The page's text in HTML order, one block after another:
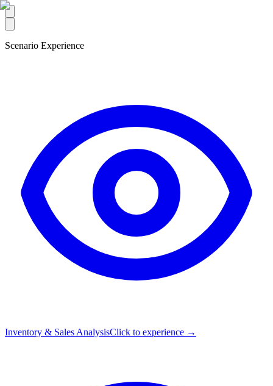
Scenario Experience
Inventory & Sales AnalysisClick to experience →